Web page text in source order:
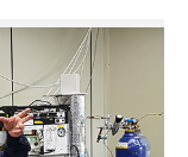
보 필요 시 전국
기예보에 극한
른 폭염·한파 대